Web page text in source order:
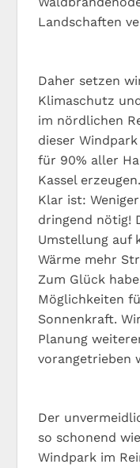
Landschaften
Daher setzen
Klimaschutz
im nördlichen
dieser
für 90% aller
Kassel erzeugen.
Klar ist:
dringend nötig!
Umstellung auf
Wärme mehr
Zum Glück
Möglichkeiten
Sonnenkraft.
Planung
vorangetrieben
Der
so schonend
Windpark im